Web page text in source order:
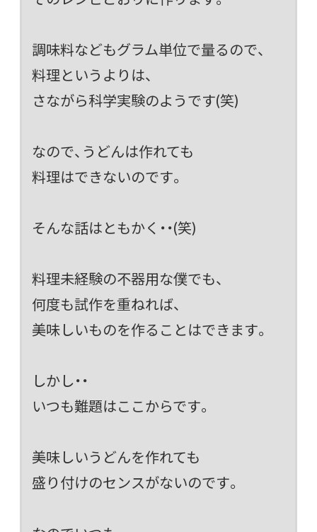
調味料などもグラム単位で量るので、
料理というよりは、
さながら科学実験のようです(笑)
なので、うどんは作れても
料理はできないのです。
そんな話はともかく・・(笑)
料理未経験の不器用な僕でも、
何度も試作を重ねれば、
美味しいものを作ることはできます。
しかし・・
いつも難題はここからです。
美味しいうどんを作れても
盛り付けのセンスがないのです。